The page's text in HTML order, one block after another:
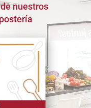
nuestros